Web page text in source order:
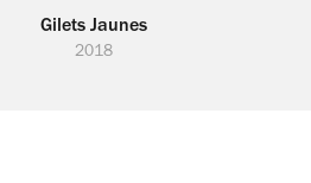
Gilets Jaunes
2018